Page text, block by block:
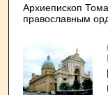
Архиепископ
православным